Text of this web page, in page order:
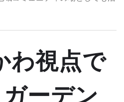
わ視点で